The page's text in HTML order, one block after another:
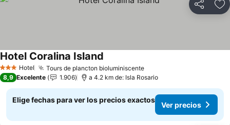
Compartir
3 Estrellas
Hotel Tours de plancton bioluminiscente
Hotel Coralina Island
8,9 Excelente 1.906 a 4.2 km de: Isla Rosario
Elige fechas para ver los precios exactos
Ver precios